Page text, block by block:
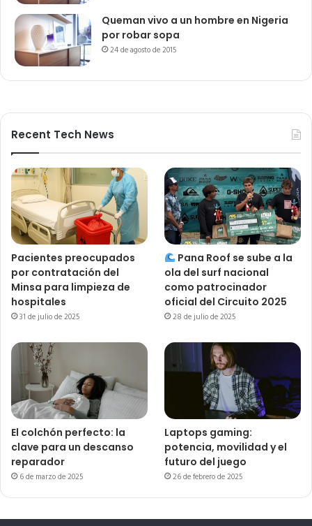
Queman vivo a un hombre en Nigeria
por robar sopa
24 de agosto de 2015
Recent Tech News
Pacientes preocupados
por contratación del
Minsa para limpieza de
hospitales
31 de julio de 2025
Pana Roof se sube a la
ola del surf nacional
como patrocinador
oficial del Circuito 2025
28 de julio de 2025
El colchón perfecto: la
clave para un descanso
reparador
6 de marzo de 2025
Laptops gaming:
potencia, movilidad y el
futuro del juego
26 de febrero de 2025